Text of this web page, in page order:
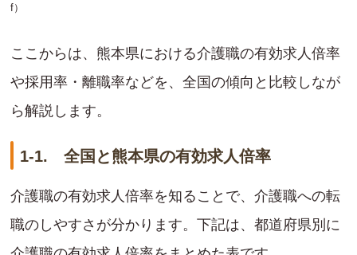
f）
ここからは、熊本県における介護職の有効求人倍率
や採用率・離職率などを、全国の傾向と比較しなが
ら解説します。
1-1. 全国と熊本県の有効求人倍率
介護職の有効求人倍率を知ることで、介護職への転
職のしやすさが分かります。下記は、都道府県別に